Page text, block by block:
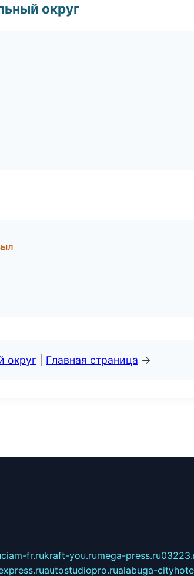
округ
округ Главная страница →
ciam-fr.rukraft-you.rumega-press.ru
autostudiopro.rualabuga-